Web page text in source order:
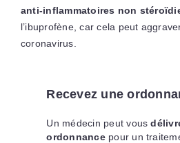
anti-inflammatoires non
l’ibuprofène, car cela peut
coronavirus.
Recevez une
Un médecin peut vous
ordonnancepour un